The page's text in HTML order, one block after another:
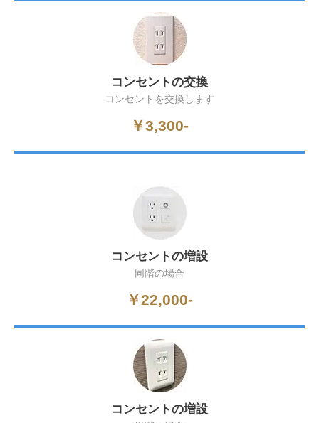
コンセントの交換
コンセントを交換します
￥3,300-
コンセントの増設
同階の場合
￥22,000-
コンセントの増設